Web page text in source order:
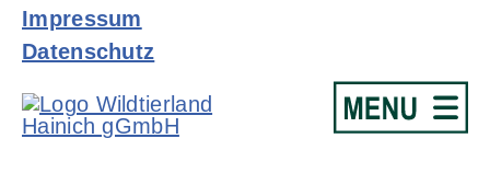
Impressum
Datenschutz